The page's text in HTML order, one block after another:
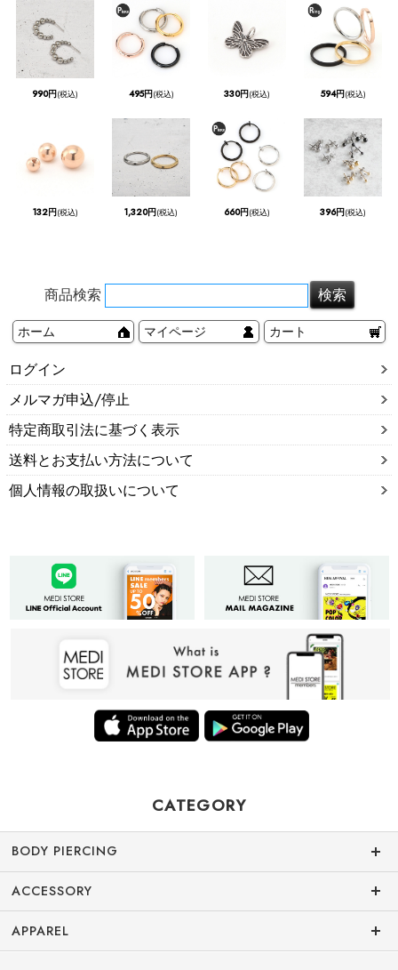
990円(税込) 495円(税込) 330円(税込) 594円(税込)
132円(税込) 1,320円(税込) 660円(税込) 396円(税込)
商品検索
ホーム マイページ カート
ログイン
メルマガ申込/停止
特定商取引法に基づく表示
送料とお支払い方法について
個人情報の取扱いについて
CATEGORY
BODY PIERCING
ACCESSORY
APPAREL